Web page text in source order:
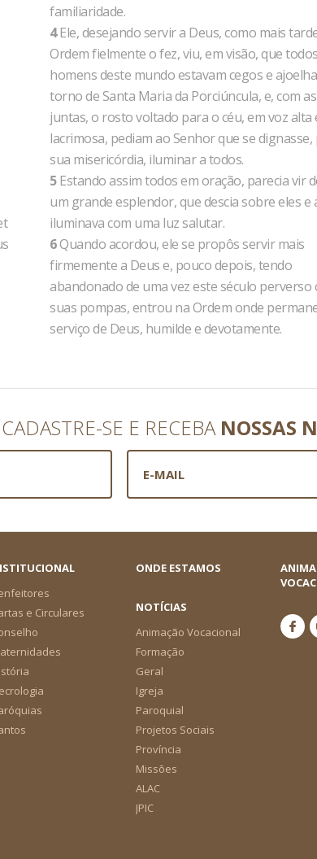
familiaridade.
4Ele, desejando servir a Deus, como mais
Ordem fielmente o fez, viu, em visão, que
homens deste mundo estavam cegos e
torno de Santa Maria da Porciúncula, e, com
juntas, o rosto voltado para o céu, em voz alta
lacrimosa, pediam ao Senhor que se
sua misericórdia, iluminar a todos.
5Estando assim todos em oração, parecia vir
um grande esplendor, que descia sobre eles e
iluminava com uma luz salutar.
6Quando acordou, ele se propôs servir mais
firmemente a Deus e, pouco depois, tendo
abandonado de uma vez este século perverso
suas pompas, entrou na Ordem onde
serviço de Deus, humilde e devotamente.
CADASTRE-SE E RECEBA NOSSAS
e Circulares
ONDE ESTAMOS
NOTÍCIAS
Animação Vocacional
Formação
Geral
Igreja
Paroquial
Projetos Sociais
Província
Missões
ALAC
JPIC